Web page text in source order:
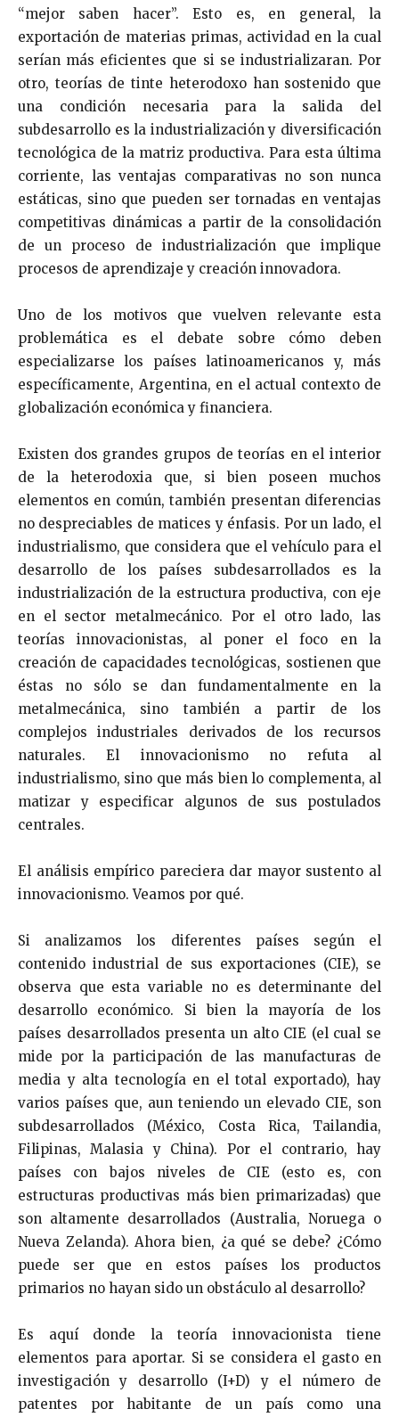
“mejor saben hacer”. Esto es, en general, la
exportación de materias primas, actividad en la cual
serían más eficientes que si se industrializaran. Por
otro, teorías de tinte heterodoxo han sostenido que
una condición necesaria para la salida del
subdesarrollo es la industrialización y diversificación
tecnológica de la matriz productiva. Para esta última
corriente, las ventajas comparativas no son nunca
estáticas, sino que pueden ser tornadas en ventajas
competitivas dinámicas a partir de la consolidación
de un proceso de industrialización que implique
procesos de aprendizaje y creación innovadora.
Uno de los motivos que vuelven relevante esta
problemática es el debate sobre cómo deben
especializarse los países latinoamericanos y, más
específicamente, Argentina, en el actual contexto de
globalización económica y financiera.
Existen dos grandes grupos de teorías en el interior
de la heterodoxia que, si bien poseen muchos
elementos en común, también presentan diferencias
no despreciables de matices y énfasis. Por un lado, el
industrialismo, que considera que el vehículo para el
desarrollo de los países subdesarrollados es la
industrialización de la estructura productiva, con eje
en el sector metalmecánico. Por el otro lado, las
teorías innovacionistas, al poner el foco en la
creación de capacidades tecnológicas, sostienen que
éstas no sólo se dan fundamentalmente en la
metalmecánica, sino también a partir de los
complejos industriales derivados de los recursos
naturales. El innovacionismo no refuta al
industrialismo, sino que más bien lo complementa, al
matizar y especificar algunos de sus postulados
centrales.
El análisis empírico pareciera dar mayor sustento al
innovacionismo. Veamos por qué.
Si analizamos los diferentes países según el
contenido industrial de sus exportaciones (CIE), se
observa que esta variable no es determinante del
desarrollo económico. Si bien la mayoría de los
países desarrollados presenta un alto CIE (el cual se
mide por la participación de las manufacturas de
media y alta tecnología en el total exportado), hay
varios países que, aun teniendo un elevado CIE, son
subdesarrollados (México, Costa Rica, Tailandia,
Filipinas, Malasia y China). Por el contrario, hay
países con bajos niveles de CIE (esto es, con
estructuras productivas más bien primarizadas) que
son altamente desarrollados (Australia, Noruega o
Nueva Zelanda). Ahora bien, ¿a qué se debe? ¿Cómo
puede ser que en estos países los productos
primarios no hayan sido un obstáculo al desarrollo?
Es aquí donde la teoría innovacionista tiene
elementos para aportar. Si se considera el gasto en
investigación y desarrollo (I+D) y el número de
patentes por habitante de un país como una